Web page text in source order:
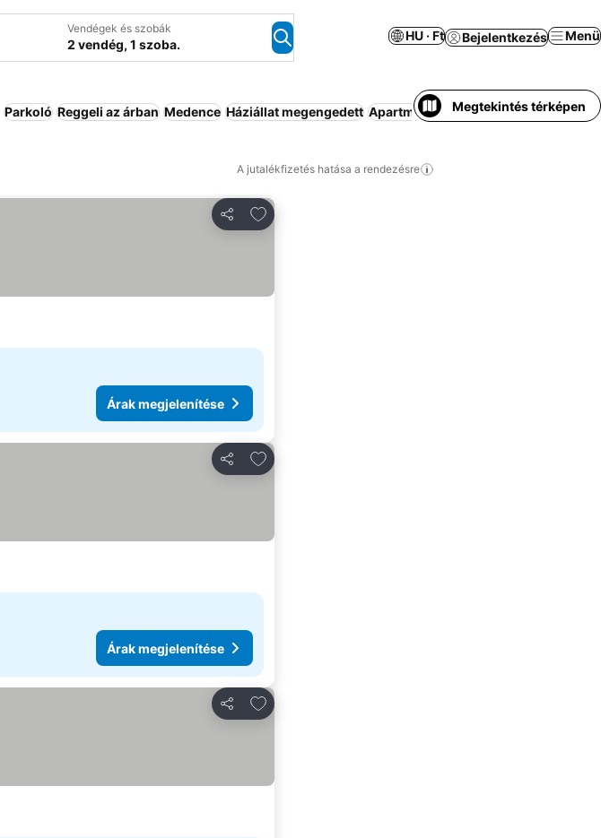
Vendégek és szobák
2 vendég, 1 szoba.
HU · Ft Bejelentkezés Menü
Parkoló Reggeli az árban Medence Háziállat megengedett Apartmanhotel Strand
Megtekintés térképen
A jutalékfizetés hatása a rendezésre
Megosztás
Hozzáadás a kedvencekhez
Árak megjelenítése
Megosztás
Hozzáadás a kedvencekhez
Árak megjelenítése
Megosztás
Hozzáadás a kedvencekhez